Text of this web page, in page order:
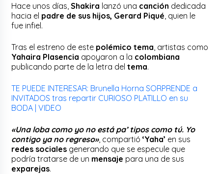
Hace unos días,Shakira lanzó una canción dedicada
hacia el padre de sus hijos, Gerard Piqué , quien le
fue infiel.
Tras el estreno de este polémico tema , artistas como
Yahaira Plasencia apoyaron a la colombiana
publicando parte de la letra deltema.
TE PUEDE INTERESAR: Brunella Horna SORPRENDE a
INVITADOS tras repartir CURIOSO PLATILLO en su
BODA | VIDEO
«Una loba como yo no está pa’ tipos como tú. Yo
contigo ya no regreso», compartió ‘Yaha’ en sus
redes sociales generando que se especule que
podría tratarse de un mensaje para una de sus
exparejas.